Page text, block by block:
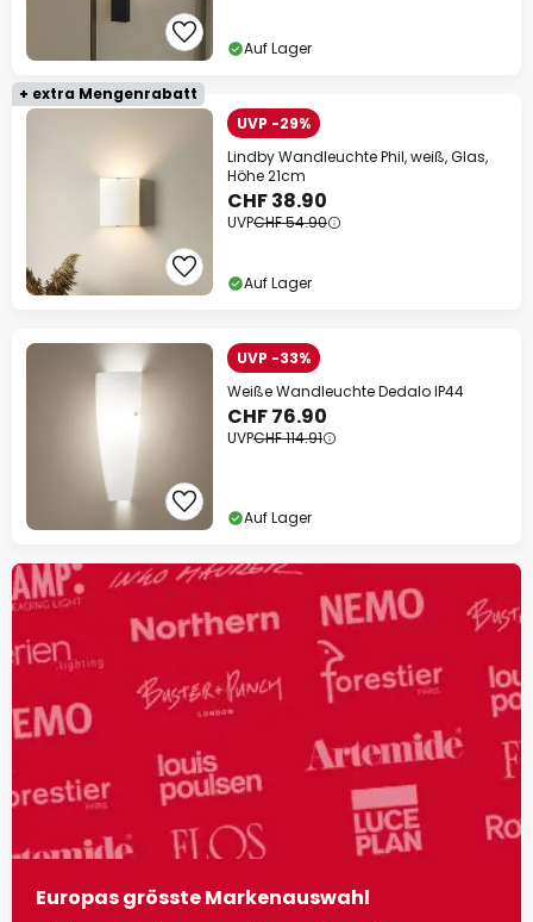
Auf Lager
+ extra Mengenrabatt
UVP -29%
Lindby Wandleuchte Phil, weiß, Glas,
Höhe 21cm
CHF 38.90
UVPCHF 54.90
Auf Lager
UVP -33%
Weiße Wandleuchte Dedalo IP44
CHF 76.90
UVPCHF 114.91
Auf Lager
Europas grösste Markenauswahl